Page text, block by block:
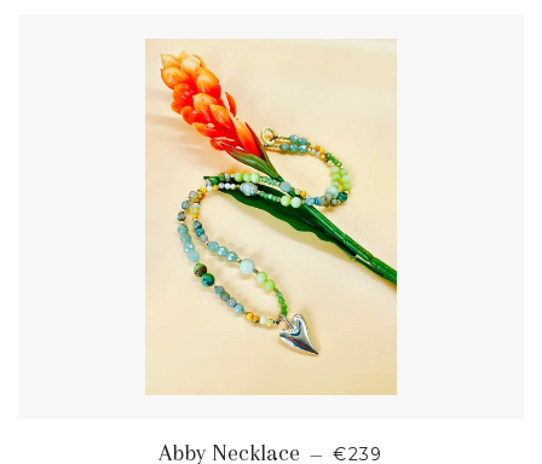
Abby Necklace — NORMALER PREIS
€239